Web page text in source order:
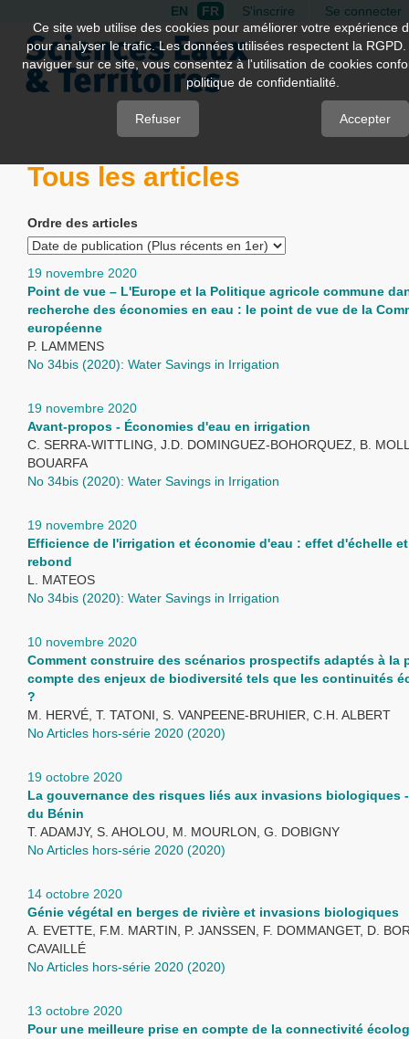
Quick
jump
page
Navigation
Sidebar
EN FR S'inscrire Se connecter
Tous les articles
Ordre des articles
19 novembre 2020
Point de vue – L'Europe et la Politique agricole commune
recherche des économies en eau : le point de vue de la
européenne
P. LAMMENS
No 34bis (2020): Water Savings in Irrigation
19 novembre 2020
Avant-propos - Économies d'eau en irrigation
C. SERRA-WITTLING, J.D. DOMINGUEZ-BOHORQUEZ, B.
BOUARFA
No 34bis (2020): Water Savings in Irrigation
19 novembre 2020
Efficience de l'irrigation et économie d'eau : effet d'échelle
rebond
L. MATEOS
No 34bis (2020): Water Savings in Irrigation
10 novembre 2020
Comment construire des scénarios prospectifs adaptés à la
compte des enjeux de biodiversité tels que les continuités
?
M. HERVÉ, T. TATONI, S. VANPEENE-BRUHIER, C.H. ALBERT
No Articles hors-série 2020 (2020)
19 octobre 2020
La gouvernance des risques liés aux invasions biologiques
du Bénin
T. ADAMJY, S. AHOLOU, M. MOURLON, G. DOBIGNY
No Articles hors-série 2020 (2020)
14 octobre 2020
Génie végétal en berges de rivière et invasions biologiques
A. EVETTE, F.M. MARTIN, P. JANSSEN, F. DOMMANGET, D.
CAVAILLÉ
No Articles hors-série 2020 (2020)
13 octobre 2020
Pour une meilleure prise en compte de la connectivité
Ce site web utilise des cookies pour améliorer votre expérience
pour analyser le trafic. Les données utilisées respectent la
naviguer sur ce site, vous consentez à l'utilisation de cookies
politique de confidentialité.
Refuser Accepter